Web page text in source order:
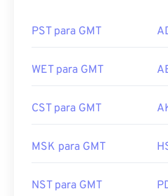
PST para GMT
WET para GMT
CST para GMT
MSK para GMT
NST para GMT